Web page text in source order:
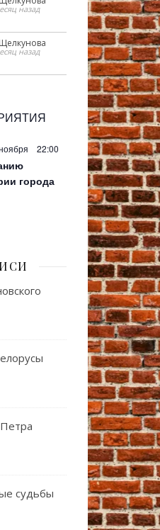
назад
назад
22:00
города
судьбы